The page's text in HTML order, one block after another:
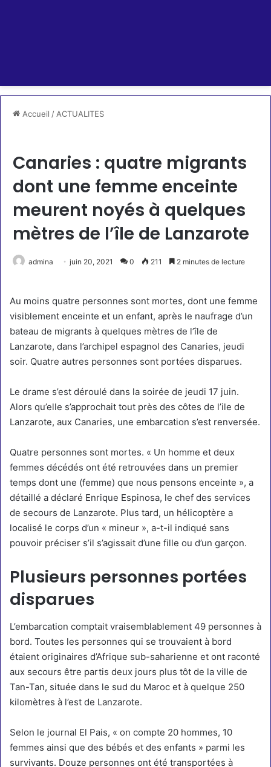
Accueil / ACTUALITES
Canaries : quatre migrants
dont une femme enceinte
meurent noyés à quelques
mètres de l’île de Lanzarote
admina juin 20, 2021 0 211 2 minutes de lecture
Au moins quatre personnes sont mortes, dont une femme
visiblement enceinte et un enfant, après le naufrage d’un
bateau de migrants à quelques mètres de l’île de
Lanzarote, dans l’archipel espagnol des Canaries, jeudi
soir. Quatre autres personnes sont portées disparues.
Le drame s’est déroulé dans la soirée de jeudi 17 juin.
Alors qu’elle s’approchait tout près des côtes de l’ile de
Lanzarote, aux Canaries, une embarcation s’est renversée.
Quatre personnes sont mortes. « Un homme et deux
femmes décédés ont été retrouvées dans un premier
temps dont une (femme) que nous pensons enceinte », a
détaillé a déclaré Enrique Espinosa, le chef des services
de secours de Lanzarote. Plus tard, un hélicoptère a
localisé le corps d’un « mineur », a-t-il indiqué sans
pouvoir préciser s’il s’agissait d’une fille ou d’un garçon.
Plusieurs personnes portées
disparues
L’embarcation comptait vraisemblablement 49 personnes à
bord. Toutes les personnes qui se trouvaient à bord
étaient originaires d’Afrique sub-saharienne et ont raconté
aux secours être partis deux jours plus tôt de la ville de
Tan-Tan, située dans le sud du Maroc et à quelque 250
kilomètres à l’est de Lanzarote.
Selon le journal El Pais, « on compte 20 hommes, 10
femmes ainsi que des bébés et des enfants » parmi les
survivants. Douze personnes ont été transportées à